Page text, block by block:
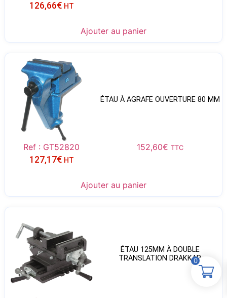
126,66€ HT
Ajouter au panier
ÉTAU À AGRAFE OUVERTURE 80 MM
Ref : GT52820 152,60€ TTC
127,17€ HT
Ajouter au panier
ÉTAU 125MM À DOUBLE
TRANSLATION DRAKKAR
0